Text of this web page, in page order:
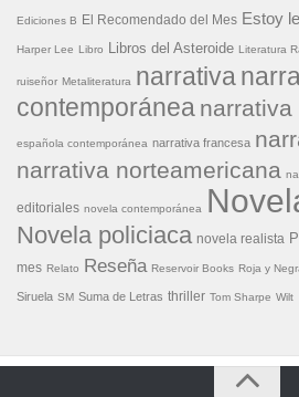
Ediciones B El Recomendado del Mes Estoy
Harper Lee Libro Libros del Asteroide Literatura
ruiseñor Metaliteratura narrativa
contemporánea narrativa
española contemporánea narrativa francesa
narrativa norteamericana
editoriales novela contemporánea
Novela policiaca novela realista
mes Relato Reseña Reservoir Books Roja y
Siruela SM Suma de Letras thriller Tom Sharpe Wilt